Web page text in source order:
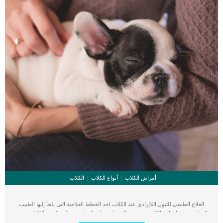
أمراض الكلاب أنواع الكلاب الكلاب
العلاج الطبيعى للتبول اللاإرادى عند الكلاب احد الخطط العلاجية التى يلجأ إليها الطبيب
البيطرى عندما يعانى الكلب من عدم السيطرة على التبول. يظهر التبول اللاإرادي عند